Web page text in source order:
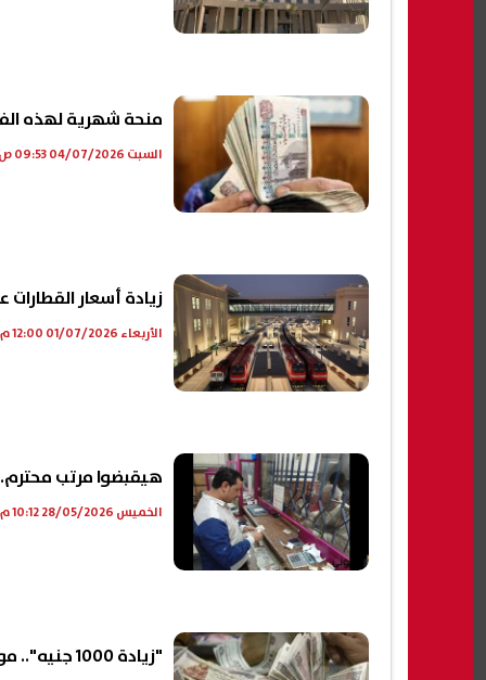
منحة شهرية لهذه الفئات رسميا
السبت 04/07/2026 09:53 ص
زيادة أسعار القطارات
الأربعاء 01/07/2026 12:00 م
هيقبضوا مرتب
الخميس 28/05/2026 10:12 م
"زيادة 1000 جنيه".. موعد تطبيق زيادة الحد الأدنى للأجور